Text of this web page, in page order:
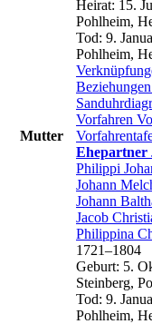
Mutter
Heirat: 15.
Pohlheim,
Tod: 9.
Pohlheim,
Beziehungen
Vorfahren
Ehepartner
Philippi
Johann
Johann
Jacob
Philippina
1721–1804
Geburt: 5.
Steinberg,
Tod: 9.
Pohlheim,